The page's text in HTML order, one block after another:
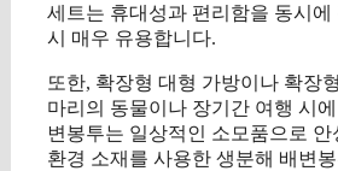
세트는 휴대성과 편리함을 동시에
시 매우 유용합니다.
또한, 확장형 대형 가방이나 확장
마리의 동물이나 장기간 여행 시
변봉투는 일상적인 소모품으로 안
환경 소재를 사용한 생분해 배변